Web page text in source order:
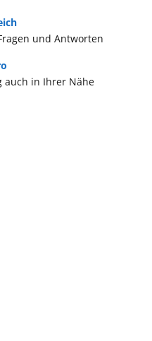
und Antworten
auch in Ihrer Nähe